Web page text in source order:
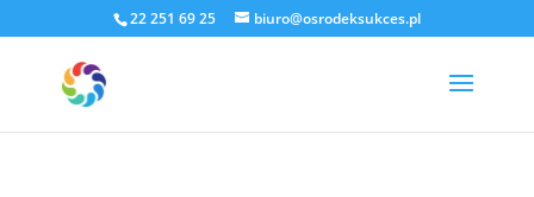
22 251 69 25 biuro@osrodeksukces.pl